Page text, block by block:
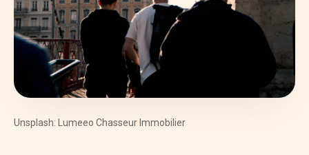
Unsplash: Lumeeo Chasseur Immobilier